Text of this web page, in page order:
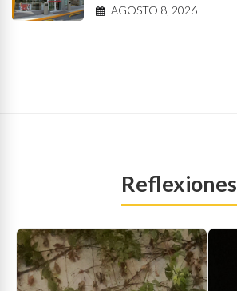
AGOSTO 8, 2026
Reflexiones